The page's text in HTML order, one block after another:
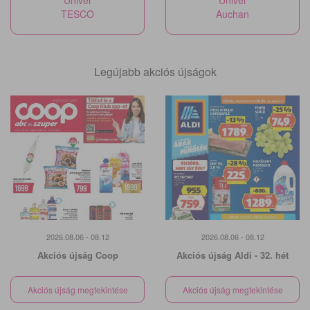
TESCO
Auchan
Legújabb akciós újságok
2026.08.06 - 08.12
Akciós újság Coop
Akciós újság megtekintése
2026.08.06 - 08.12
Akciós újság Aldi - 32. hét
Akciós újság megtekintése